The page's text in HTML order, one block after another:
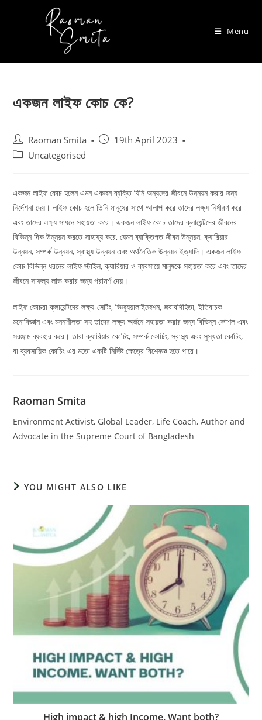
Menu
একজন লাইফ কোচ কে?
Post
author:
Raoman Smita
Post19th April 2023
PostUncategorised
একজন লাইফ কোচ হলেন এমন একজন ব্যক্তি যিনি অন্যদের জীবনে উন্নয়ন করার জন্য
নির্দেশনা দেয়। লাইফ কোচ হলে তিনি মানুষের সাথে আলাপ করে তাদের লক্ষ্য নির্ধারণ করে
এবং তাদের লক্ষ্য সাধনে সহায়তা করে। একজন লাইফ কোচ তাদের ক্লায়েন্টদের জীবনের
বিভিন্ন দিক উন্নয়ন করতে সাহায্য করে, যেমন ব্যাক্তিগত জীবন উন্নয়ন, ক্যারিয়ার
উন্নয়ন, সম্পর্ক উন্নয়ন, স্বাস্থ্য উন্নয়ন এবং অর্থনৈতিক উন্নয়ন ইত্যাদি। একজন লাইফ
কোচ বিভিন্ন ধরনের লাইফ স্টাইল, ক্যারিয়ার ও ব্যবসায়ে মানুষকে সহায়তা করে এবং তাদের
জীবনে সাফল্য লাভ করার জন্য পরামর্শ দেয়।
লাইফ কোচরা ক্লায়েন্টদের লক্ষ্য-সেটিং, ভিজ্যুয়ালাইজেশন, জবাবদিহিতা, ইতিবাচক
মনোবিজ্ঞান এবং মননশীলতা সহ তাদের লক্ষ্য অর্জনে সহায়তা করার জন্য বিভিন্ন কৌশল এবং
সরঞ্জাম ব্যবহার করে। তারা ক্যারিয়ার কোচিং, সম্পর্ক কোচিং, স্বাস্থ্য এবং সুস্থতা কোচিং,
বা ব্যবসায়িক কোচিং এর মতো একটি নির্দিষ্ট ক্ষেত্রে বিশেষজ্ঞ হতে পারে।
Raoman Smita
Environment Activist, Global Leader, Life Coach, Author and
Advocate in the Supreme Court of Bangladesh
YOU MIGHT ALSO LIKE
High impact & high Income. Want both?